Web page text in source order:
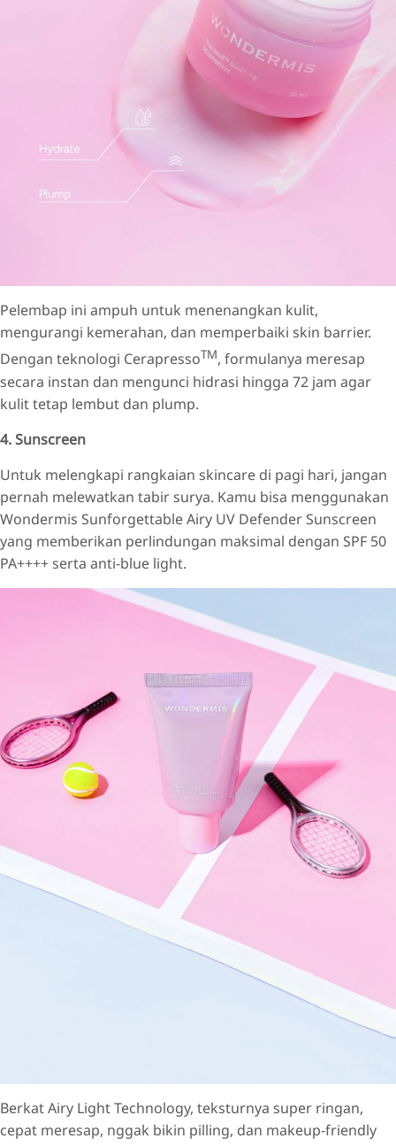
Pelembap ini ampuh untuk menenangkan kulit,
mengurangi kemerahan, dan memperbaiki skin barrier.
Dengan teknologi CerapressoTM, formulanya meresap
secara instan dan mengunci hidrasi hingga 72 jam agar
kulit tetap lembut dan plump.
4. Sunscreen
Untuk melengkapi rangkaian skincare di pagi hari, jangan
pernah melewatkan tabir surya. Kamu bisa menggunakan
Wondermis Sunforgettable Airy UV Defender Sunscreen
yang memberikan perlindungan maksimal dengan SPF 50
PA++++ serta anti-blue light.
Berkat Airy Light Technology, teksturnya super ringan,
cepat meresap, nggak bikin pilling, dan makeup-friendly